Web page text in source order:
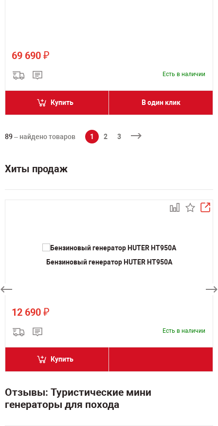
69 690 ₽
Есть в наличии
Купить В один клик
89– найдено товаров 1 2 3
Хиты продаж
Бензиновый генератор HUTER HT950A
12 690 ₽
Есть в наличии
Купить
Отзывы: Туристические мини
генераторы для похода